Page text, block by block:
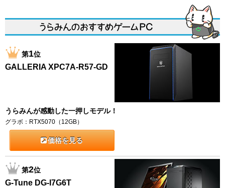
第1位
GALLERIA XPC7A-R57-GD
うらみんが感動した一押しモデル！
グラボ：RTX5070（12GB）
価格を見る
第2位
G-Tune DG-I7G6T